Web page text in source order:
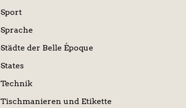
Sport
Sprache
Städte der Belle Époque
States
Technik
Tischmanieren und Etikette